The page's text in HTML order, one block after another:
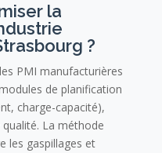
la
?
PMI manufacturières
de planification
charge-capacité),
La méthode
les gaspillages et